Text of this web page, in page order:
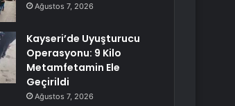
Ağustos 7, 2026
Kayseri’de Uyuşturucu
Operasyonu: 9 Kilo
Metamfetamin Ele
Geçirildi
Ağustos 7, 2026